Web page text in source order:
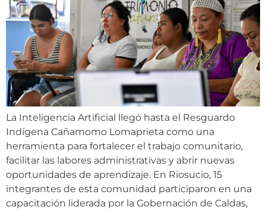
La Inteligencia Artificial llegó hasta el Resguardo
Indígena Cañamomo Lomaprieta como una
herramienta para fortalecer el trabajo comunitario,
facilitar las labores administrativas y abrir nuevas
oportunidades de aprendizaje. En Riosucio, 15
integrantes de esta comunidad participaron en una
capacitación liderada por la Gobernación de Caldas,